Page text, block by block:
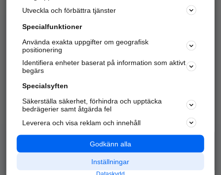
Marknadsför företaget
Kom igång och annonsera mot
samarbetspartners nära dig.
Alla kategorier
Populära sökningar
API & Kartor
Annonsera
Integritet
Nödnummer
Utveckla och förbättra tjänster
Specialfunktioner
Använda exakta uppgifter om geografisk
positionering
Identifiera enheter baserat på information som aktivt
begärs
Specialsyften
Säkerställa säkerhet, förhindra och upptäcka
bedrägerier samt åtgärda fel
Leverera och visa reklam och innehåll
Godkänn alla
Inställningar
Dataskydd